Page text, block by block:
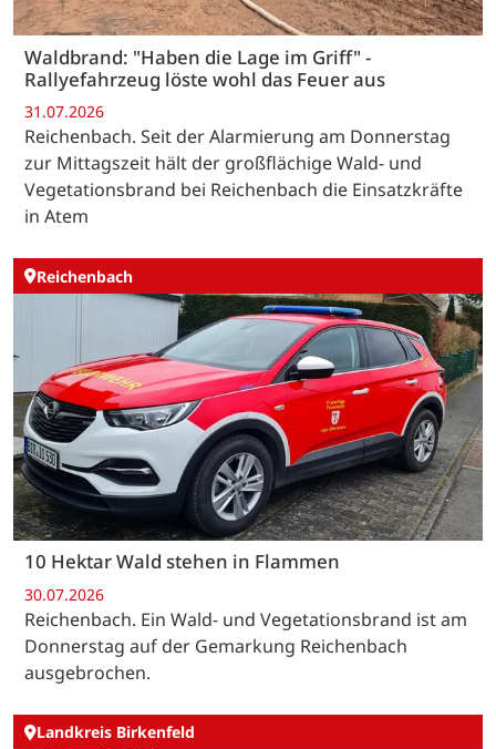
Waldbrand: "Haben die Lage im Griff" -
Rallyefahrzeug löste wohl das Feuer aus
31.07.2026
Reichenbach. Seit der Alarmierung am Donnerstag
zur Mittagszeit hält der großflächige Wald- und
Vegetationsbrand bei Reichenbach die Einsatzkräfte
in Atem
Reichenbach
10 Hektar Wald stehen in Flammen
30.07.2026
Reichenbach. Ein Wald- und Vegetationsbrand ist am
Donnerstag auf der Gemarkung Reichenbach
ausgebrochen.
Landkreis Birkenfeld